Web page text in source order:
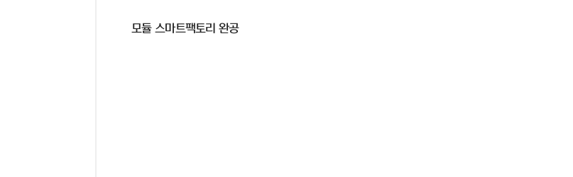
모듈 스마트팩토리 완공